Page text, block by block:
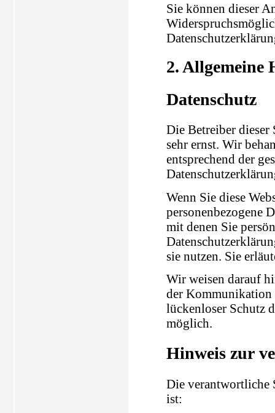
Sie können dieser
2. Allgemeine
Datenschutz
Die Betreiber dieser
sehr ernst. Wir
entsprechend der
Wenn Sie diese
personenbezogene
mit denen Sie
sie nutzen. Sie
Wir weisen darauf
der Kommunikation
lückenloser Schutz
möglich.
Hinweis zur
Die verantwortliche
ist: